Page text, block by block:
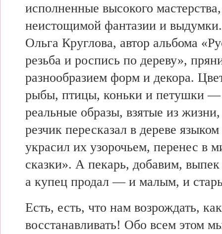
исполненные высокого
неистощимой фантазии и
Ольга Круглова, автор альбома
резьба и роспись по дереву»,
разнообразием форм и декора.
рыбы, птицы, коньки и петушки —
реальные образы, взятые из
резчик пересказал в дереве
украсил их узорочьем, перенес в
сказки». А пекарь, добавим,
а купец продал — и малым, и
Есть, есть, что нам возрождать,
восстанавливать! Обо всем этом